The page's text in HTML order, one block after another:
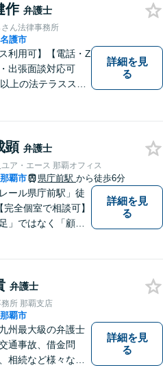
作 弁護士
ん法律事務所
名護市
利用可】【電話・Z
出張面談対応可
上の法テラススタ
に寄り添い、あな
全力でサポートい
沖縄北部エリア・
詳細を見
る
顕 弁護士
ア・エース 那覇オフィス
那覇市 県庁前駅 から徒歩6分
ール県庁前駅」徒
全個室で相談可】
」ではなく「顧客
める最高の結果に
けたいと考えてお
気軽にご相談くだ
詳細を見
る
弁護士
所 那覇支店
那覇市
九州最大級の弁護士
通事故、借金問
相続など様々な問
詳細を見
る